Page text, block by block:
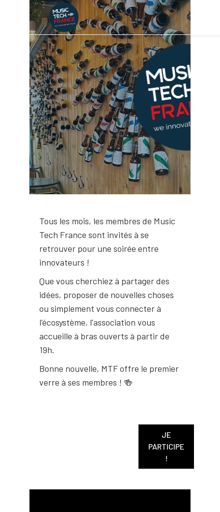
AFTER
#MUSICTECH
Tous les mois, les membres de Music
Tech France sont invités à se
retrouver pour une soirée entre
innovateurs !
Que vous cherchiez à partager des
idées, proposer de nouvelles choses
ou simplement vous connecter à
l'écosystème, l'association vous
accueille à bras ouverts à partir de
19h.
Bonne nouvelle, MTF offre le premier
verre à ses membres ! 🍻
JE
PARTICIPE
!